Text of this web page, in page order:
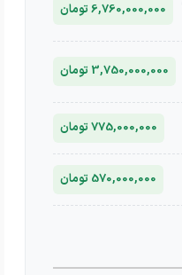
6,760,000,000 تومان
3,750,000,000 تومان
775,000,000 تومان
570,000,000 تومان